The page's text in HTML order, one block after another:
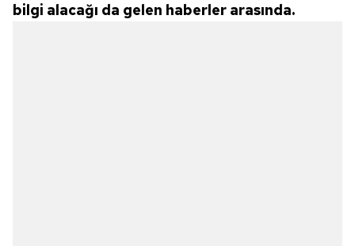
bilgi alacağı da gelen haberler arasında.